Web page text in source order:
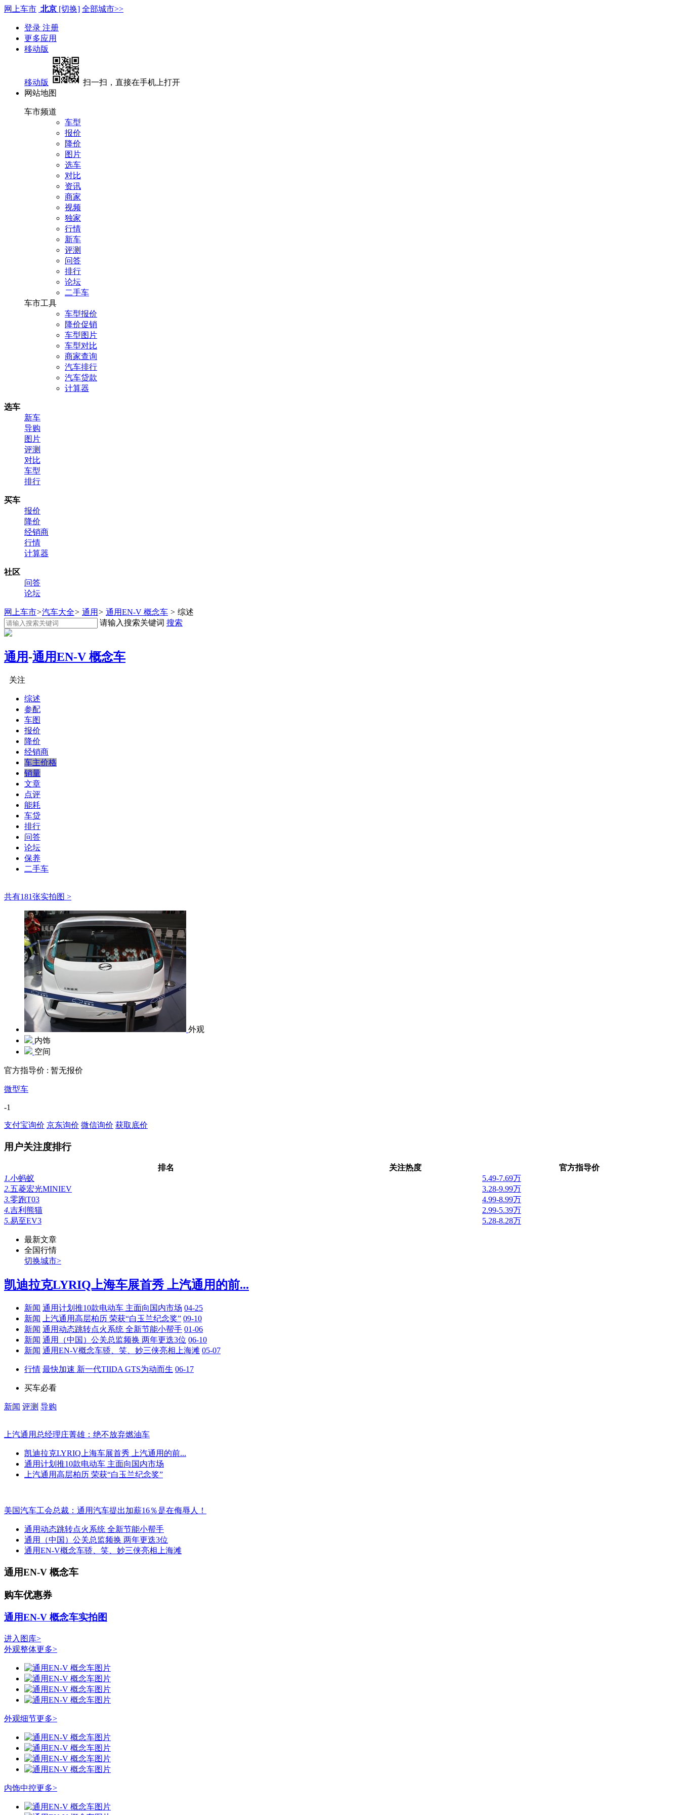
网上车市 北京 [切换] 全部城市>>
登录 注册
更多应用
移动版
移动版
扫一扫，直接在手机上打开
网站地图
车市频道
车型
报价
降价
图片
选车
对比
资讯
商家
视频
独家
行情
新车
评测
问答
排行
论坛
二手车
车市工具
车型报价
降价促销
车型图片
车型对比
商家查询
汽车排行
汽车贷款
计算器
选车
新车
导购
图片
评测
对比
车型
排行
买车
报价
降价
经销商
行情
计算器
社区
问答
论坛
网上车市>汽车大全> 通用 > 通用EN-V 概念车 > 综述
请输入搜索关键词 搜索
通用-通用EN-V 概念车
关注
综述
参配
车图
报价
降价
经销商
车主价格
销量
文章
点评
能耗
车贷
排行
问答
论坛
保养
二手车
共有181张实拍图 >
外观
内饰
空间
官方指导价 : 暂无报价
微型车
-1
支付宝询价 京东询价 微信询价 获取底价
用户关注度排行
排名 关注热度
官方指导价
1.小蚂蚁
5.49-7.69万
2.五菱宏光MINIEV
3.28-9.99万
3.零跑T03
4.99-8.99万
4.吉利熊猫
2.99-5.39万
5.易至EV3 5.28-8.28万
最新文章
全国行情
切换城市>
凯迪拉克LYRIQ上海车展首秀 上汽通用的前...
新闻 通用计划推10款电动车 主面向国内市场 04-25
新闻
上汽通用高层柏历 荣获“白玉兰纪念奖” 09-10
新闻 通用动态跳转点火系统 全新节能小帮手 01-06
新闻 通用（中国）公关总监频换 两年更迭3位 06-10
新闻 通用EN-V概念车骄、笑、妙三侠亮相上海滩 05-07
行情 最快加速 新一代TIIDA GTS为动而生 06-17
买车必看
新闻 评测 导购
上汽通用总经理庄菁雄：绝不放弃燃油车
凯迪拉克LYRIQ上海车展首秀 上汽通用的前...
通用计划推10款电动车 主面向国内市场
上汽通用高层柏历 荣获“白玉兰纪念奖”
美国汽车工会总裁：通用汽车提出加薪16％是在侮辱人！
通用动态跳转点火系统 全新节能小帮手
通用（中国）公关总监频换 两年更迭3位
通用EN-V概念车骄、笑、妙三侠亮相上海滩
通用EN-V 概念车
购车优惠券
通用EN-V 概念车实拍图
进入图库>
外观整体更多>
外观细节更多>
内饰中控更多>